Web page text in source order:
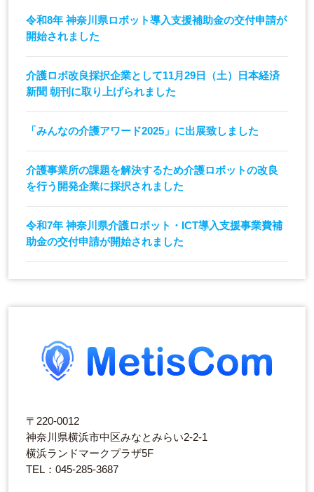
令和8年 神奈川県ロボット導入支援補助金の交付申請が
開始されました
介護ロボ改良採択企業として11月29日（土）日本経済
新聞 朝刊に取り上げられました
「みんなの介護アワード2025」に出展致しました
介護事業所の課題を解決するため介護ロボットの改良
を行う開発企業に採択されました
令和7年 神奈川県介護ロボット・ICT導入支援事業費補
助金の交付申請が開始されました
〒220-0012
神奈川県横浜市中区みなとみらい2-2-1
横浜ランドマークプラザ5F
TEL：045-285-3687